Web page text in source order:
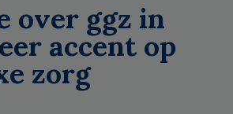
over ggz in
accent op
zorg